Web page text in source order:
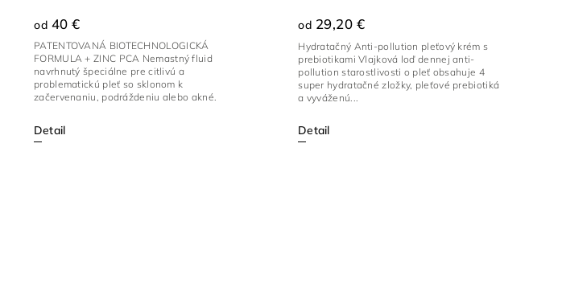
od 40 €
Detail
PATENTOVANÁ BIOTECHNOLOGICKÁ
FORMULA + ZINC PCA Nemastný fluid
navrhnutý špeciálne pre citlivú a
problematickú pleť so sklonom k
začervenaniu, podráždeniu alebo akné.
od 29,20 €
Detail
Hydratačný Anti-pollution pleťový krém s
prebiotikami Vlajková loď dennej anti-
pollution starostlivosti o pleť obsahuje 4
super hydratačné zložky, pleťové prebiotiká
a vyváženú...